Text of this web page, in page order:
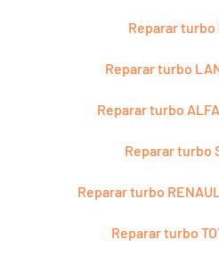
Reparar turbo
Reparar turbo
Reparar turbo
Reparar turbo
Reparar turbo
Reparar turbo